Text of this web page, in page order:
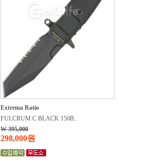
Extrema Ratio
FULCRUM C BLACK 150B..
W 395,000
298,000원